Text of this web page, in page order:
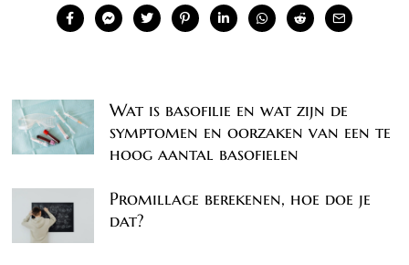
Wat is basofilie en wat zijn de
symptomen en oorzaken van een te
hoog aantal basofielen
Promillage berekenen, hoe doe je
dat?